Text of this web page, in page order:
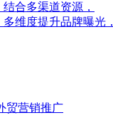
合多渠道资源，
维度提升品牌曝光，